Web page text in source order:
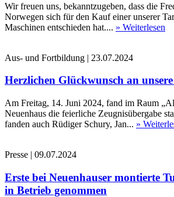
Wir freuen uns, bekanntzugeben, dass die
Norwegen sich für den Kauf einer unserer
Maschinen entschieden hat.... » Weiterlesen
Aus- und Fortbildung | 23.07.2024
Herzlichen Glückwunsch an
Am Freitag, 14. Juni 2024, fand im Raum
Neuenhaus die feierliche Zeugnisübergabe
fanden auch Rüdiger Schury, Jan... »
Presse | 09.07.2024
Erste bei Neuenhauser montierte
in Betrieb genommen